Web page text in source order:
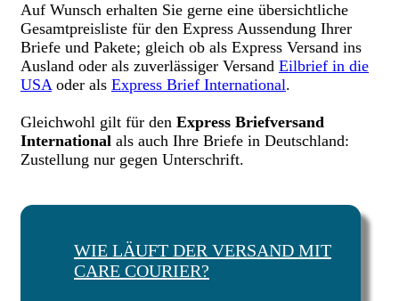
Auf Wunsch erhalten Sie gerne eine übersichtliche
Gesamtpreisliste für den Express Aussendung Ihrer
Briefe und Pakete; gleich ob als Express Versand ins
Ausland oder als zuverlässiger Versand Eilbrief in die
USAoder als Express Brief International.
Gleichwohl gilt für den Express Briefversand
International als auch Ihre Briefe in Deutschland:
Zustellung nur gegen Unterschrift.
WIE LÄUFT DER VERSAND MIT
CARE COURIER?